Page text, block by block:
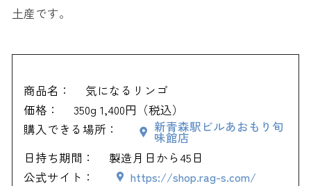
土産です。
商品名：
気になるリンゴ
価格：
350g 1,400円（税込）
購入できる場所：
新青森駅ビルあおもり旬
味館店
日持ち期間：
製造月日から45日
公式サイト：
https://shop.rag-s.com/